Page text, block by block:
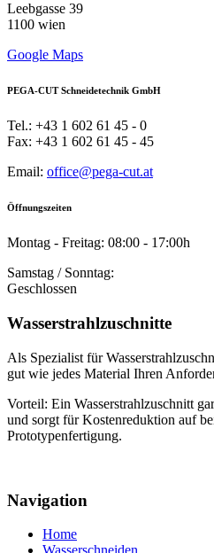
Leebgasse 39
1100 wien
Google Maps
PEGA-CUT Schneidetechnik GmbH
Tel.: +43 1 602 61 45 - 0
Fax: +43 1 602 61 45 - 45
Email: office@pega-cut.at
Öffnungszeiten
Montag - Freitag: 08:00 - 17:00h
Samstag / Sonntag:
Geschlossen
Wasserstrahlzuschnitte
Als Spezialist für
gut wie jedes Material Ihren
Vorteil: Ein Wasserstrahlzuschnitt
und sorgt für Kostenreduktion auf
Prototypenfertigung.
Navigation
Home